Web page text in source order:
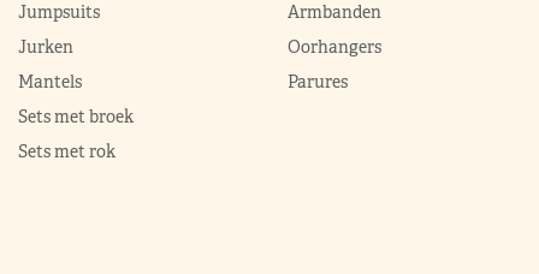
Jumpsuits
Jurken
Mantels
Sets met broek
Sets met rok
Armbanden
Oorhangers
Parures